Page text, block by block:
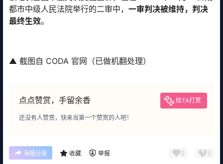
都市中级人民法院举行的二审中， 一审判决被维持，判决
最终生效。
▲ 截图自 CODA 官网（已做机翻处理）
点点赞赏，手留余香 给TA打赏
还没有人赞赏，快来当第一个赞赏的人吧！
海报分享 收藏 举报 0 0